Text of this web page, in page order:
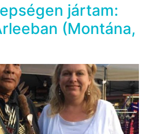
jártam:
(Montána,